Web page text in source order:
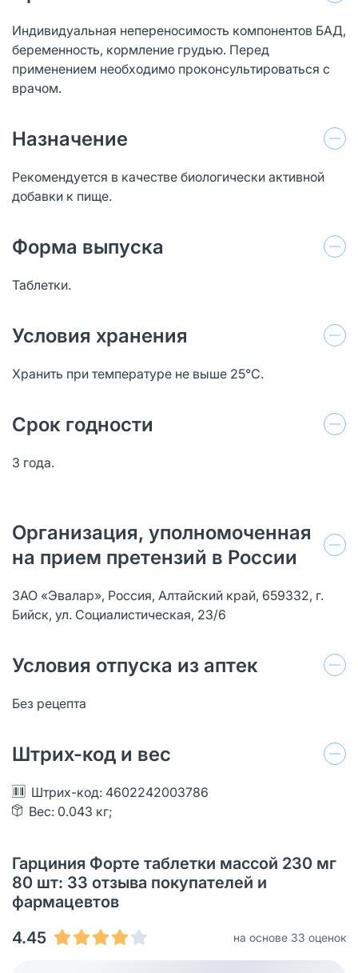
Индивидуальная непереносимость компонентов БАД,
беременность, кормление грудью. Перед
применением необходимо проконсультироваться с
врачом.
Назначение
Рекомендуется в качестве биологически активной
добавки к пище.
Форма выпуска
Таблетки.
Условия хранения
Хранить при температуре не выше 25°С.
Срок годности
3 года.
Организация, уполномоченная
на прием претензий в России
ЗАО «Эвалар», Россия, Алтайский край, 659332, г.
Бийск, ул. Социалистическая, 23/6
Условия отпуска из аптек
Без рецепта
Штрих-код и вес
Штрих-код: 4602242003786
Вес: 0.043 кг;
Гарциния Форте таблетки массой 230 мг
80 шт: 33 отзыва покупателей и
фармацевтов
4.45
на основе 33 оценок